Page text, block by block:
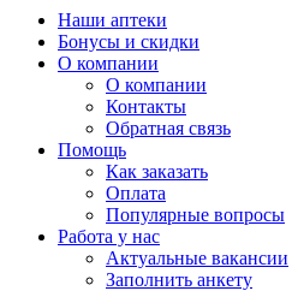
Наши аптеки
Бонусы и скидки
О компании
О компании
Контакты
Обратная связь
Помощь
Как заказать
Оплата
Популярные вопросы
Работа у нас
Актуальные вакансии
Заполнить анкету